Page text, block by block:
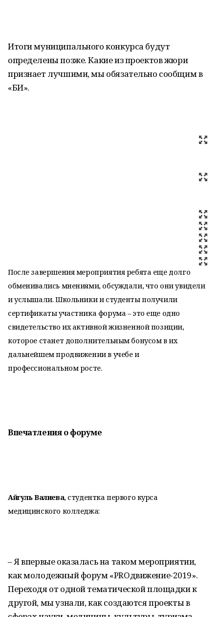
Итоги муниципального конкурса будут
определены позже. Какие из проектов жюри
признает лучшими, мы обязательно сообщим в
«БИ».
После завершения мероприятия ребята еще долго
обменивались мнениями, обсуждали, что они увидели
и услышали. Школьники и студенты получили
сертификаты участника форума – это еще одно
свидетельство их активной жизненной позиции,
которое станет дополнительным бонусом в их
дальнейшем продвижении в учебе и
профессиональном росте.
Впечатления о форуме
Айгуль Валиева, студентка первого курса
медицинского колледжа:
– Я впервые оказалась на таком мероприятии,
как молодежный форум «PROдвижение-2019».
Переходя от одной тематической площадки к
другой, мы узнали, как создаются проекты в